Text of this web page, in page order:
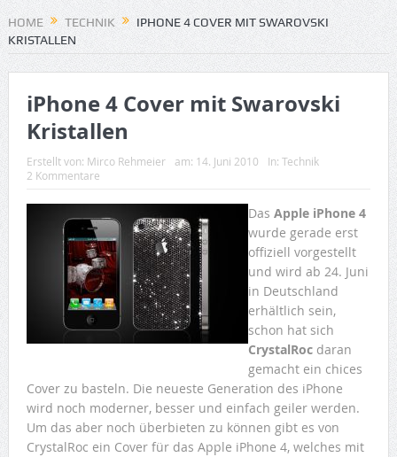
HOME TECHNIK
IPHONE 4 COVER MIT SWAROVSKI
KRISTALLEN
iPhone 4 Cover mit Swarovski
Kristallen
Erstellt von: Mirco Rehmeier am: 14. Juni 2010 In: Technik
2 Kommentare
Das Apple iPhone 4
wurde gerade erst
offiziell vorgestellt
und wird ab 24. Juni
in Deutschland
erhältlich sein,
schon hat sich
CrystalRoc daran
gemacht ein chices
Cover zu basteln. Die neueste Generation des iPhone
wird noch moderner, besser und einfach geiler werden.
Um das aber noch überbieten zu können gibt es von
CrystalRoc ein Cover für das Apple iPhone 4, welches mit